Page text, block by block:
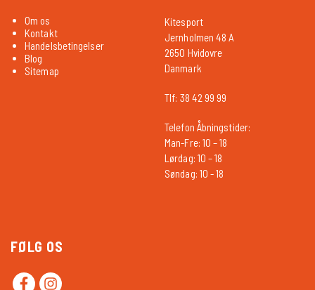
Om os
Kontakt
Handelsbetingelser
Blog
Sitemap
Kitesport
Jernholmen 48 A
2650 Hvidovre
Danmark
Tlf: 38 42 99 99
Telefon Åbningstider:
Man-Fre: 10 – 18
Lørdag: 10 – 18
Søndag: 10 - 18
FØLG OS